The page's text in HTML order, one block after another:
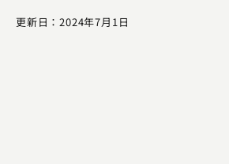
更新日：2024年7月1日